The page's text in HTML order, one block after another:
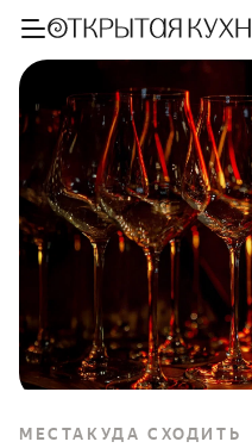
МЕСТА КУДА СХОДИТЬ